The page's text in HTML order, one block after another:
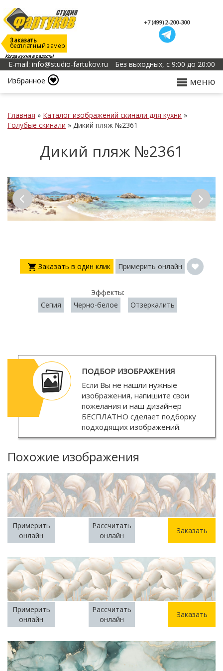
Когда кухня в радость!
Заказать
бесплатный замер
+7 (499) 2-200-300
E-mail: info@studio-fartukov.ru
Без выходных, с 9:00 до 20:00
Избранное
меню
Главная » Каталог изображений скинали для кухни »
Голубые скинали » Дикий пляж №2361
Дикий пляж №2361
Заказать в один клик Примерить онлайн
Эффекты:
Сепия
Черно-белое Отзеркалить
ПОДБОР ИЗОБРАЖЕНИЯ
Если Вы не нашли нужные
изображения, напишите свои
пожелания и наш дизайнер
БЕСПЛАТНО сделает подборку
подходящих изображений.
Похожие изображения
Примерить
онлайн
Рассчитать
онлайн
Заказать
Примерить
онлайн
Рассчитать
онлайн
Заказать